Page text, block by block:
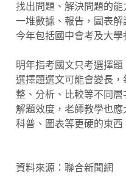
找出問題、解決問題的
一堆數據、報告，圖表
今年包括國中會考及大學
明年指考國文只考選擇
選擇題選文可能會變長
整、分析、比較等不同
解題效度，老師教學也
科普、圖表等更硬的東西
資料來源：聯合新聞網